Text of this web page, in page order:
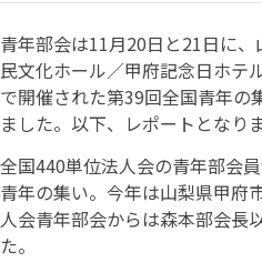
青年部会は11月20日と21日に、
民文化ホール／甲府記念日ホテ
で開催された第39回全国青年の
ました。以下、レポートとなりま
全国440単位法人会の青年部会
青年の集い。今年は山梨県甲府
人会青年部会からは森本部会長
た。